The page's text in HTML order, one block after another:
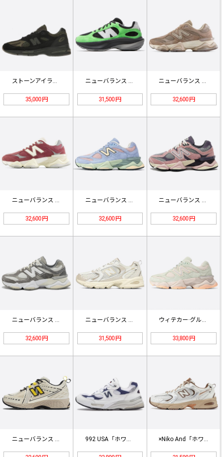
ストーンアイランド x ニューバラン…
35,000 円
ニューバランス ワープ ランナー サ…
31,500 円
ニューバランス 9060 'マッシュ…
32,600 円
ニューバランス 9060 'ウォッシ…
32,600 円
ニューバランス x ウィテカー グル…
32,600 円
ニューバランス 9060 'ピンクラ…
32,600 円
32,600 円 31,500 円 33,800 円
ニューバランス x GANNNI M… 992 USA「ホワイトネイビー」 … ×Niko And「ホワイトブラウン…